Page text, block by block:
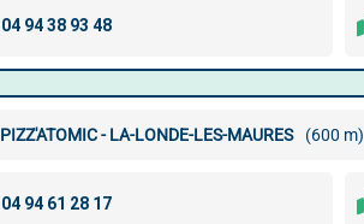
PIZZ'ATOMIC - LA-LONDE-LES-MAURES (600 m)